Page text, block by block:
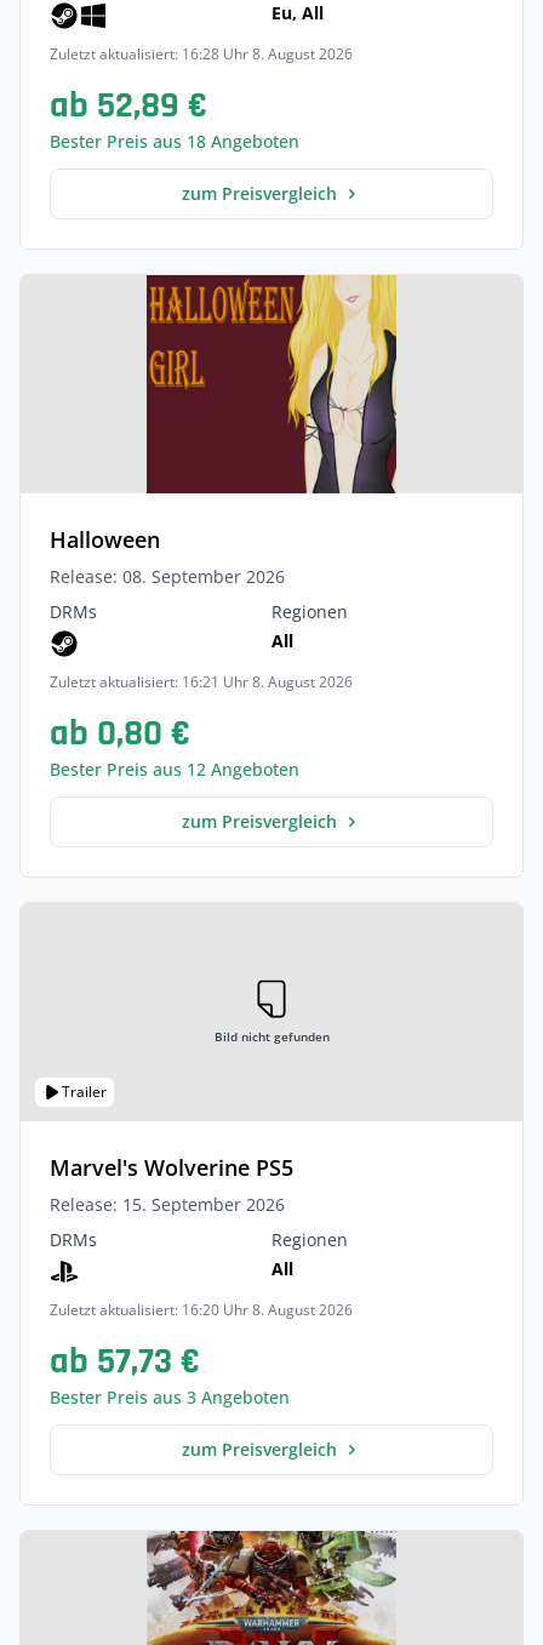
Eu, All
Zuletzt aktualisiert: 16:28 Uhr 8. August 2026
ab 52,89 €
Bester Preis aus 18 Angeboten
zum Preisvergleich
Halloween
Release: 08. September 2026
DRMs
Regionen
All
Zuletzt aktualisiert: 16:21 Uhr 8. August 2026
ab 0,80 €
Bester Preis aus 12 Angeboten
zum Preisvergleich
Trailer
Bild nicht gefunden
Marvel's Wolverine PS5
Release: 15. September 2026
DRMs
Regionen
All
Zuletzt aktualisiert: 16:20 Uhr 8. August 2026
ab 57,73 €
Bester Preis aus 3 Angeboten
zum Preisvergleich